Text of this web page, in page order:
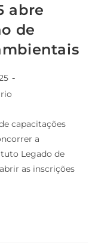
abre
de
capacitações
a
Legado de
as inscrições